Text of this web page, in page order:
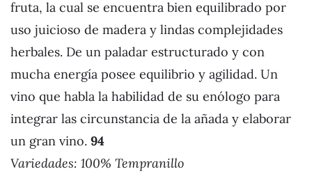
fruta, la cual se encuentra bien equilibrado por
uso juicioso de madera y lindas complejidades
herbales. De un paladar estructurado y con
mucha energía posee equilibrio y agilidad. Un
vino que habla la habilidad de su enólogo para
integrar las circunstancia de la añada y elaborar
un gran vino. 94
Variedades: 100% Tempranillo